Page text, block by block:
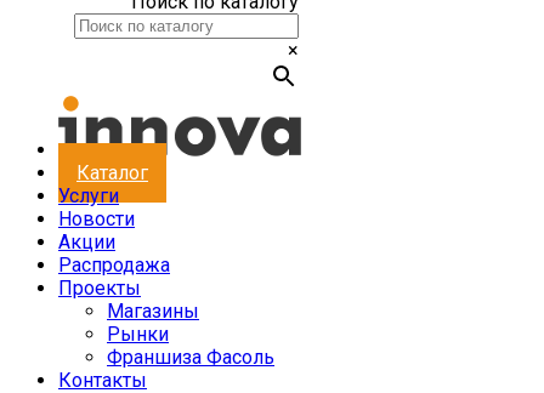
×
Каталог
Услуги
Новости
Акции
Распродажа
Проекты
Магазины
Рынки
Франшиза Фасоль
Контакты